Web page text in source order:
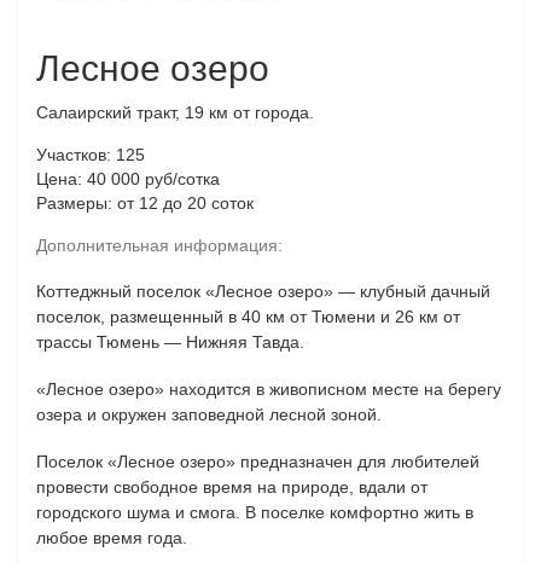
Лесное озеро
Салаирский тракт, 19 км от города.
Участков: 125
Цена: 40 000 руб/сотка
Размеры: от 12 до 20 соток
Дополнительная информация:
Коттеджный поселок «Лесное озеро» — клубный дачный
поселок, размещенный в 40 км от Тюмени и 26 км от
трассы Тюмень — Нижняя Тавда.
«Лесное озеро» находится в живописном месте на берегу
озера и окружен заповедной лесной зоной.
Поселок «Лесное озеро» предназначен для любителей
провести свободное время на природе, вдали от
городского шума и смога. В поселке комфортно жить в
любое время года.